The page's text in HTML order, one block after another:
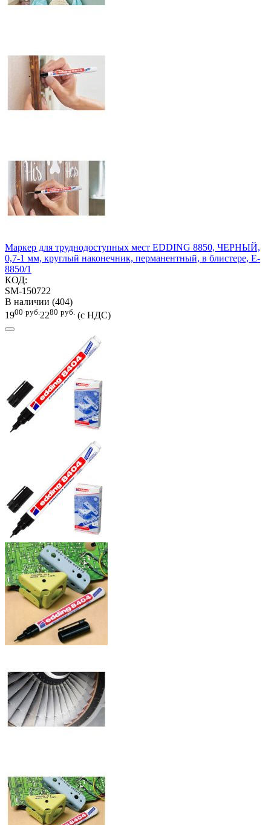
Маркер для труднодоступных мест EDDING 8850, ЧЕРНЫЙ,
0,7-1 мм, круглый наконечник, перманентный, в блистере, E-
8850/1
КОД:
SM-150722
В наличии (404)
1900 руб. 2280 руб. (с НДС)